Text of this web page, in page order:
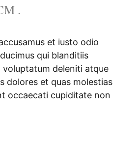
.
et iusto odio
qui blanditiis
voluptatum deleniti atque
dolores et quas molestias
occaecati cupiditate non